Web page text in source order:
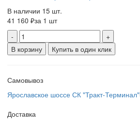
В наличии 15 шт.
41 160 ₽за 1 шт
-
+
В корзину
Купить в один клик
Самовывоз
Ярославское шоссе СК "Тракт-Терминал"
Доставка